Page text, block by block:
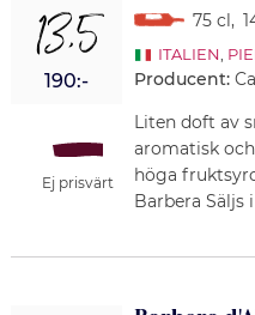
13,5
190:-
Ej prisvärt
75 cl,
ITALIEN
Producent:
Liten doft av
aromatisk
höga
Barbera Säljs